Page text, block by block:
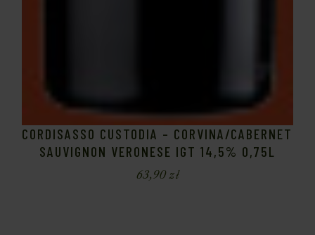
CORDISASSO CUSTODIA – CORVINA/CABERNET
SAUVIGNON VERONESE IGT 14,5% 0,75L
63,90zł